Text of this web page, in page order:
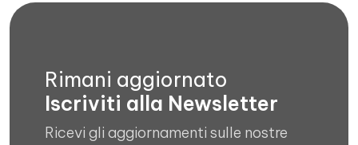
Rimani aggiornato
Iscriviti alla Newsletter
Ricevi gli aggiornamenti sulle nostre